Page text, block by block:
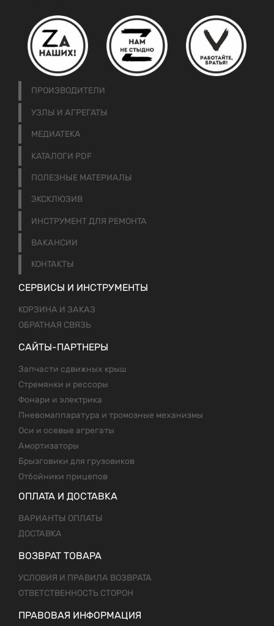
ПРОИЗВОДИТЕЛИ
УЗЛЫ И АГРЕГАТЫ
МЕДИАТЕКА
КАТАЛОГИ PDF
ПОЛЕЗНЫЕ МАТЕРИАЛЫ
ЭКСКЛЮЗИВ
ИНСТРУМЕНТ ДЛЯ РЕМОНТА
ВАКАНСИИ
КОНТАКТЫ
СЕРВИСЫ И ИНСТРУМЕНТЫ
КОРЗИНА И ЗАКАЗ
ОБРАТНАЯ СВЯЗЬ
САЙТЫ-ПАРТНЕРЫ
Запчасти сдвижных крыш
Стремянки и рессоры
Фонари и электрика
Пневомаппаратура и тромозные механизмы
Оси и осевые агрегаты
Амортизаторы
Брызговики для грузовиков
Отбойники прицепов
ОПЛАТА И ДОСТАВКА
ВАРИАНТЫ ОПЛАТЫ
ДОСТАВКА
ВОЗВРАТ ТОВАРА
УСЛОВИЯ И ПРАВИЛА ВОЗВРАТА
ОТВЕТСТВЕННОСТЬ СТОРОН
ПРАВОВАЯ ИНФОРМАЦИЯ